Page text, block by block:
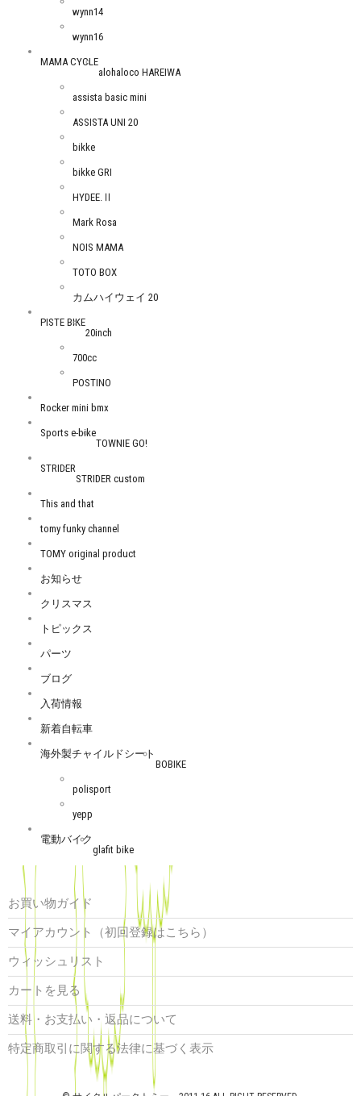
wynn14
wynn16
MAMA CYCLE
alohaloco HAREIWA
assista basic mini
ASSISTA UNI 20
bikke
bikke GRI
HYDEE.Ⅱ
Mark Rosa
NOIS MAMA
TOTO BOX
カムハイウェイ 20
PISTE BIKE
20inch
700cc
POSTINO
Rocker mini bmx
Sports e-bike
TOWNIE GO!
STRIDER
STRIDER custom
This and that
tomy funky channel
TOMY original product
お知らせ
クリスマス
トピックス
パーツ
ブログ
入荷情報
新着自転車
海外製チャイルドシート
BOBIKE
polisport
yepp
電動バイク
glafit bike
お買い物ガイド
マイアカウント（初回登録はこちら）
ウィッシュリスト
カートを見る
送料・お支払い・返品について
特定商取引に関する法律に基づく表示